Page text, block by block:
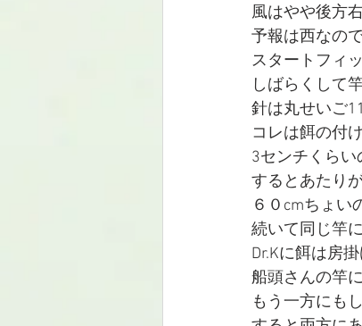
風はやや後方
予報は西なの
スタートフィ
しばらくして
針は丸せいご
コレは餌の付
3センチくらい
するとあたり
６０cmちょい
続いて同じ竿
Dr.Kに餌は房
船頭さんの竿
もう一方にも